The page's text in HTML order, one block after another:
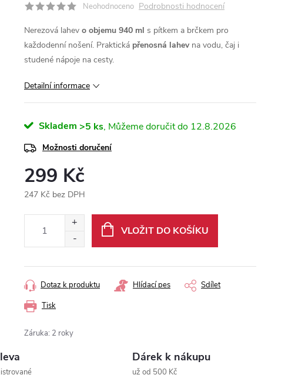
Neohodnoceno Podrobnosti hodnocení
Nerezová lahev o objemu 940 ml s pítkem a brčkem pro
každodenní nošení. Praktická přenosná lahevna vodu, čaj i
studené nápoje na cesty.
Detailní informace
Skladem >5 ks 12.8.2026
Možnosti doručení
299 Kč
247 Kč bez DPH
VLOŽIT DO KOŠÍKU
Tisk
Dotaz k produktu Hlídací pes Sdílet
Záruka: 2 roky
Dárek k nákupu
už od 500 Kč